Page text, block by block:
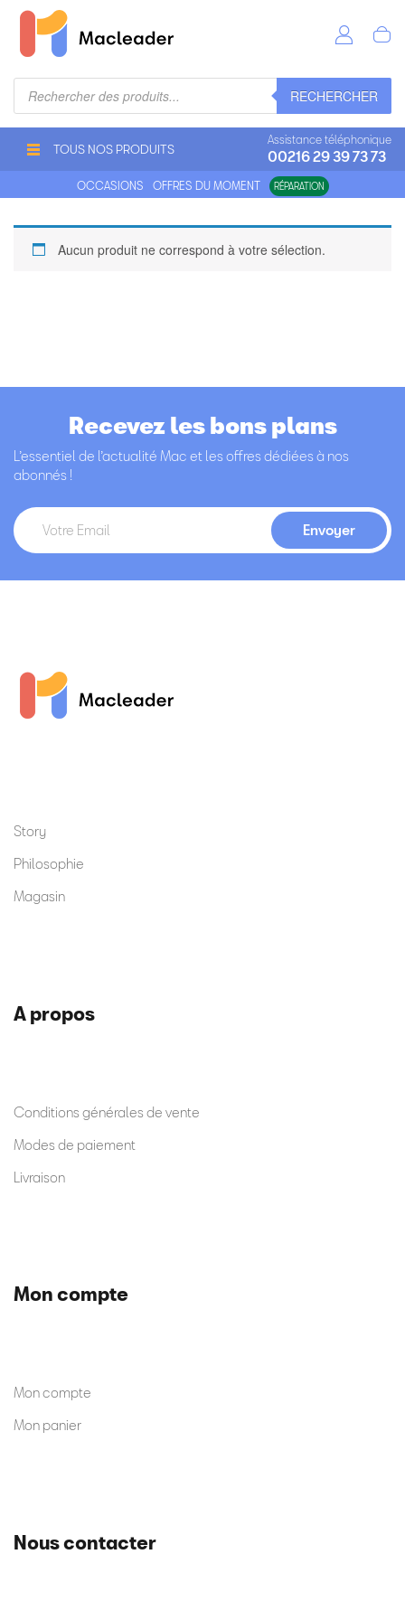
Recherche
RECHERCHER
TOUS NOS PRODUITS
Assistance téléphonique
00216 29 39 73 73
OCCASIONS OFFRES DU MOMENT RÉPARATION
Aucun produit ne correspond à votre sélection.
Recevez les bons plans
L’essentiel de l’actualité Mac et les offres dédiées à nos
abonnés !
Story
Philosophie
Magasin
A propos
Conditions générales de vente
Modes de paiement
Livraison
Mon compte
Mon compte
Mon panier
Nous contacter